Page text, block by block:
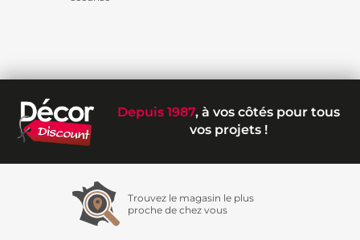
Depuis 1987, à vos côtés pour tous
vos projets !
Trouvez le magasin le plus
proche de chez vous